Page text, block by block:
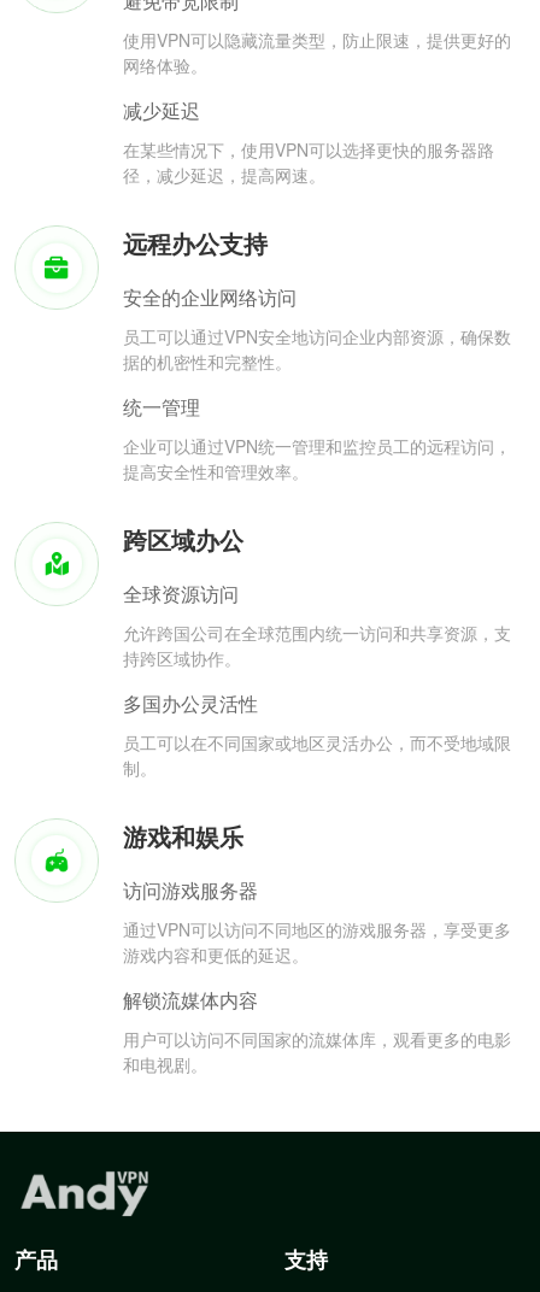
使用VPN可以隐藏流量类型，防止限速，提供更好的
网络体验。
减少延迟
在某些情况下，使用VPN可以选择更快的服务器路
径，减少延迟，提高网速。
远程办公支持
安全的企业网络访问
员工可以通过VPN安全地访问企业内部资源，确保数
据的机密性和完整性。
统一管理
企业可以通过VPN统一管理和监控员工的远程访问，
提高安全性和管理效率。
跨区域办公
全球资源访问
允许跨国公司在全球范围内统一访问和共享资源，支
持跨区域协作。
多国办公灵活性
员工可以在不同国家或地区灵活办公，而不受地域限
制。
游戏和娱乐
访问游戏服务器
通过VPN可以访问不同地区的游戏服务器，享受更多
游戏内容和更低的延迟。
解锁流媒体内容
用户可以访问不同国家的流媒体库，观看更多的电影
和电视剧。
产品 支持